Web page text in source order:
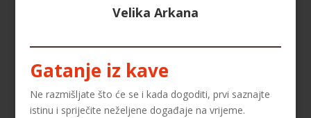
Velika Arkana
Gatanje iz kave
Ne razmišljate što će se i kada dogoditi, prvi saznajte
istinu i spriječite neželjene događaje na vrijeme.